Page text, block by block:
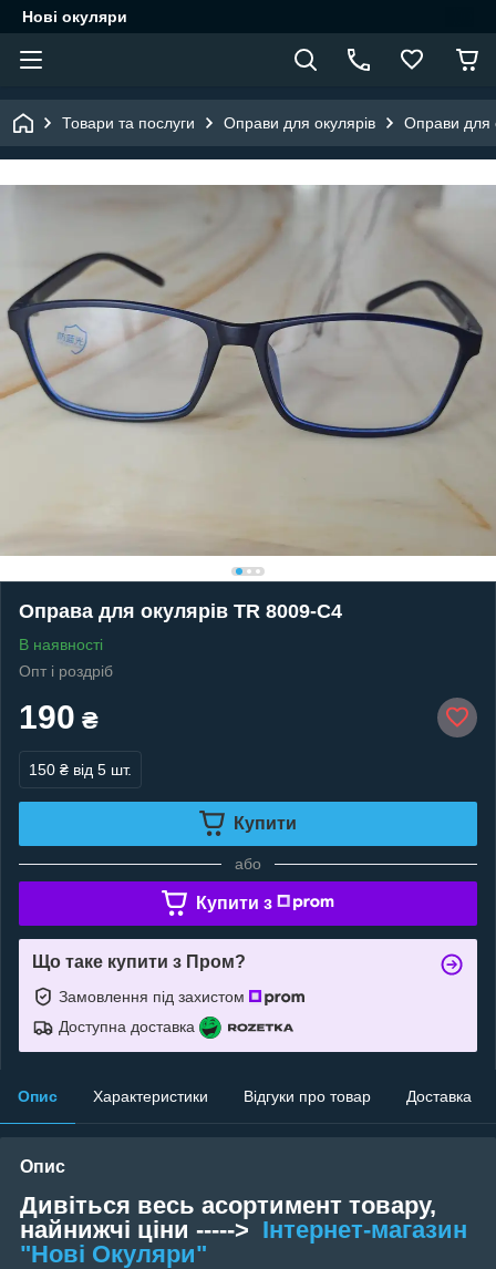
Нові окуляри
Товари та послуги Оправи для окулярів Оправи для
Оправа для окулярів TR 8009-C4
В наявності
Опт і роздріб
190 ₴
150 ₴ від 5 шт.
Купити
або
Купити з
Що таке купити з Пром?
Замовлення під захистом
Доступна доставка
Опис Характеристики Відгуки про товар Доставка
Опис
Дивіться весь асортимент товару,
найнижчі ціни -----> Інтернет-магазин
"Нові Окуляри"